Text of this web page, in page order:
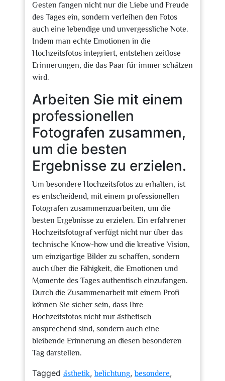
Gesten fangen nicht nur die Liebe und Freude
des Tages ein, sondern verleihen den Fotos
auch eine lebendige und unvergessliche Note.
Indem man echte Emotionen in die
Hochzeitsfotos integriert, entstehen zeitlose
Erinnerungen, die das Paar für immer schätzen
wird.
Arbeiten Sie mit einem
professionellen
Fotografen zusammen,
um die besten
Ergebnisse zu erzielen.
Um besondere Hochzeitsfotos zu erhalten, ist
es entscheidend, mit einem professionellen
Fotografen zusammenzuarbeiten, um die
besten Ergebnisse zu erzielen. Ein erfahrener
Hochzeitsfotograf verfügt nicht nur über das
technische Know-how und die kreative Vision,
um einzigartige Bilder zu schaffen, sondern
auch über die Fähigkeit, die Emotionen und
Momente des Tages authentisch einzufangen.
Durch die Zusammenarbeit mit einem Profi
können Sie sicher sein, dass Ihre
Hochzeitsfotos nicht nur ästhetisch
ansprechend sind, sondern auch eine
bleibende Erinnerung an diesen besonderen
Tag darstellen.
Tagged ästhetik,belichtung,besondere,